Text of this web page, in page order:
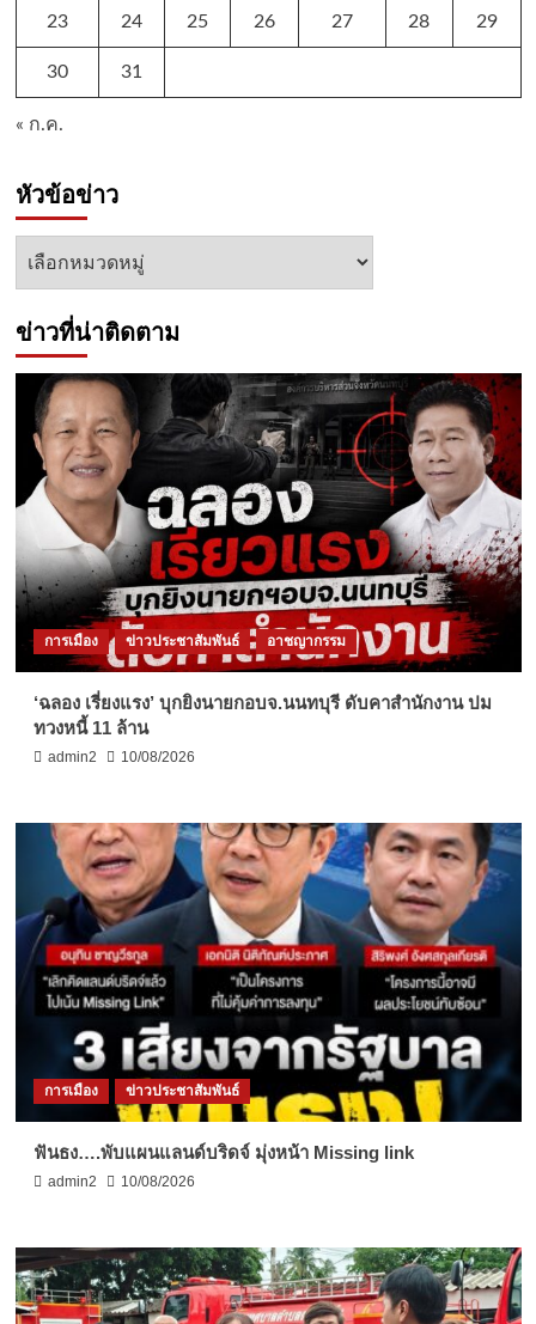
23 24 25 26 27 28 29
30 31
« ก.ค.
หัวข้อข่าว
หัวข้อ
ข่าวที่น่าติดตาม
การเมือง ข่าวประชาสัมพันธ์ อาชญากรรม
‘ฉลอง เรี่ยงแรง’ บุกยิงนายกอบจ.นนทบุรี ดับคาสำนักงาน ปม
ทวงหนี้ 11 ล้าน
admin2 10/08/2026
การเมือง ข่าวประชาสัมพันธ์
ฟันธง….พับแผนแลนด์บริดจ์ มุ่งหน้า Missing link
admin2 10/08/2026